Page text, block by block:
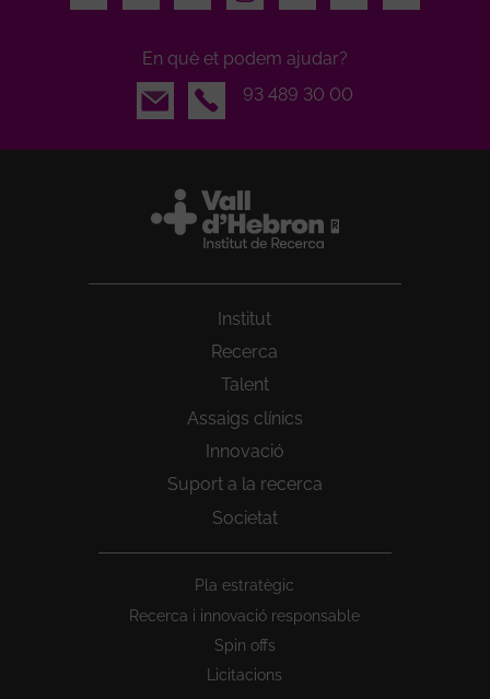
En què et podem ajudar?
Email
93 489 30 00
Institut
Recerca
Talent
Assaigs clínics
Innovació
Suport a la recerca
Societat
Pla estratègic
Recerca i innovació responsable
Spin offs
Licitacions